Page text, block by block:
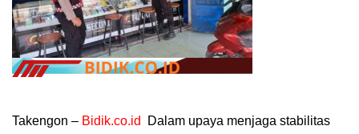
Takengon – Bidik.co.id
Dalam upaya menjaga stabilitas